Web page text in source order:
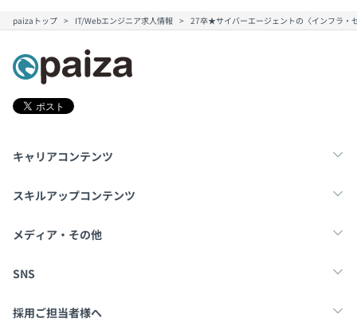
paizaトップ IT/Webエンジニア求人情報 27卒★サイバーエージェントの〈インフラ・
キャリアコンテンツ
転職・キャリア
スキルアップコンテンツ
学習
メディア・その他
Tech Team Journal
SNS
X
採用ご担当者様へ